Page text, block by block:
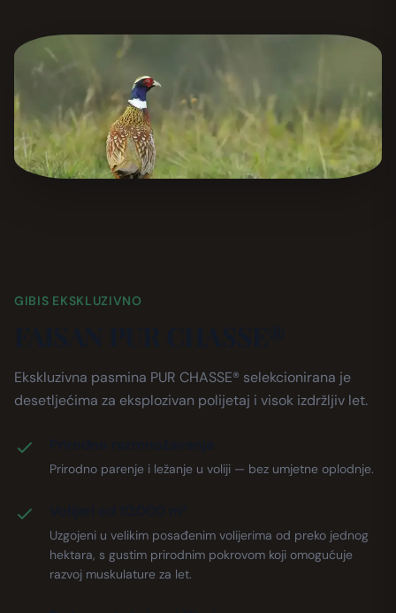
GIBIS EKSKLUZIVNO
Ekskluzivna pasmina PUR CHASSE® selekcionirana je
desetljećima za eksplozivan polijetaj i visok izdržljiv let.
Prirodno parenje i ležanje u voliji — bez umjetne oplodnje.
Uzgojeni u velikim posađenim volijerima od preko jednog
hektara, s gustim prirodnim pokrovom koji omogućuje
razvoj muskulature za let.